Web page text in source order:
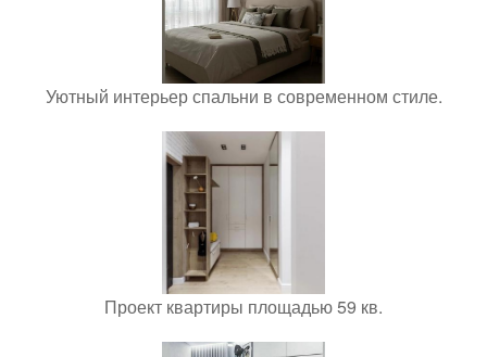
Уютный интерьер спальни в современном стиле.
Проект квартиры площадью 59 кв.